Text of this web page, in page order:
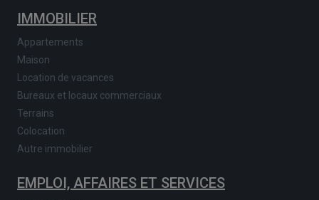
IMMOBILIER
Appartements
Maison
Location de vacances
Bureaux et locaux commerciaux
Terrains
Colocation
Autre immobilier
EMPLOI, AFFAIRES ET SERVICES